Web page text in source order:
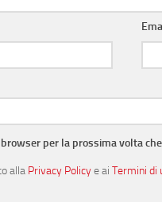
per la prossima volta
alla Privacy Policye ai Termini di